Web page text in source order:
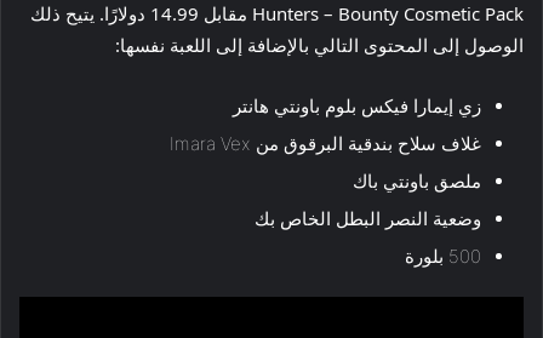
Hunters – Bounty Cosmetic Pack مقابل 14.99 دولارًا. يتيح ذلك
الوصول إلى المحتوى التالي بالإضافة إلى اللعبة نفسها:
زي إيمارا فيكس بلوم باونتي هانتر
غلاف سلاح بندقية البرقوق من Imara Vex
ملصق باونتي باك
وضعية النصر البطل الخاص بك
500 بلورة